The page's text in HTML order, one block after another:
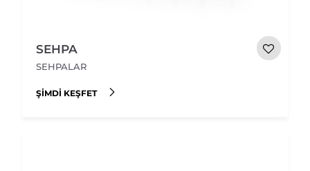
SEHPA
SEHPALAR
ŞIMDI KEŞFET